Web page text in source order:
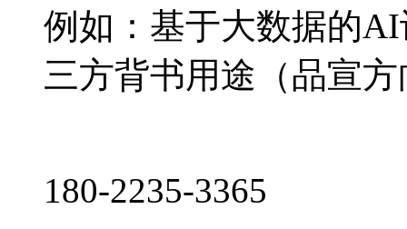
例如：基于大数据的
三方背书用途（品宣
180-2235-3365